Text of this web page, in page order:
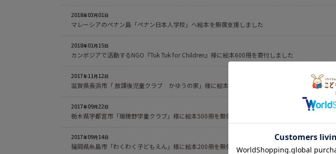
2018年03月01 日
マレーシアのペナン島「ペナン日本人学校」へ絵本を無償支援しました
2018年01 月15日
カンボジアで活動するNGO『Tuk Tuk for Children』様に絵本600冊を寄付しました
2017年11 月12日
滋賀県長浜市「 放課後児童クラブ かゆうの家」様に絵本200冊を無償支援させていただきました
2017年09月22日
栃木県宇都宮市「瑞穂野学童クラブ」様に絵本500冊を無償支援させていただきました
2017年09月14日
福岡県糸島市「わくわく子どもえん」様に絵本200冊を無償支援させていただきました